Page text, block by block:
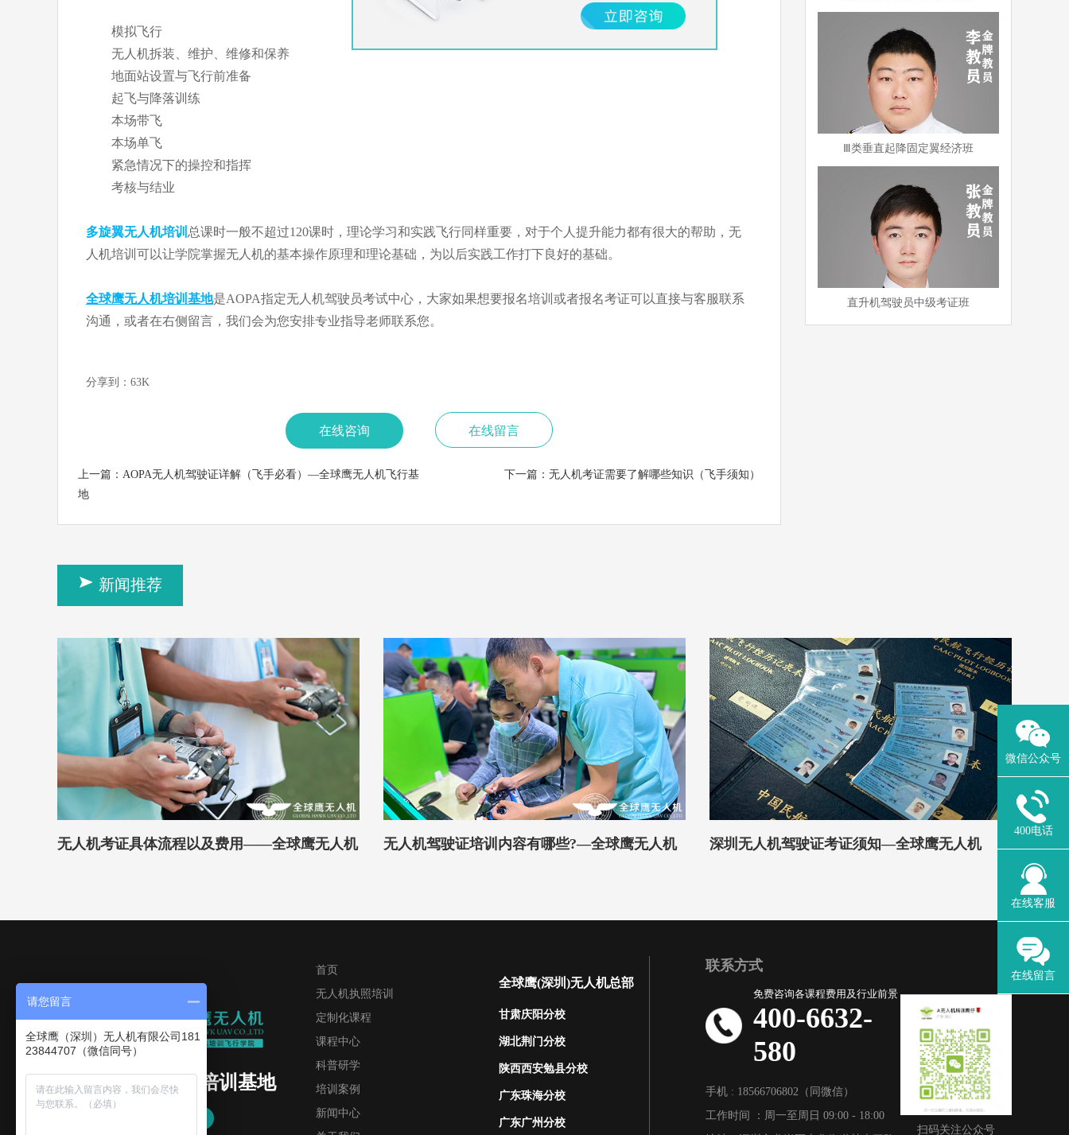
模拟飞行
无人机拆装、维护、维修和保养
地面站设置与飞行前准备
起飞与降落训练
本场带飞
本场单飞
紧急情况下的操控和指挥
考核与结业
多旋翼无人机培训 总课时一般不超过120课时，理论学习和实践飞行同样重要，对于个人提升能力都有很大的帮助，无
人机培训可以让学院掌握无人机的基本操作原理和理论基础，为以后实践工作打下良好的基础。
全球鹰无人机培训基地是AOPA指定无人机驾驶员考试中心，大家如果想要报名培训或者报名考证可以直接与客服联系
沟通，或者在右侧留言，我们会为您安排专业指导老师联系您。
分享到： 63K
在线咨询 在线留言
上一篇： AOPA无人机驾驶证详解（飞手必看）—全球鹰无人机飞行基
地
下一篇： 无人机考证需要了解哪些知识（飞手须知）
Ⅲ类垂直起降固定翼经济班
直升机驾驶员中级考证班
新闻推荐
无人机考证具体流程以及费用——全球鹰无人机 无人机驾驶证培训内容有哪些?—全球鹰无人机 深圳无人机驾驶证考证须知—全球鹰无人机
专业无人机飞行培训基地
首页
无人机执照培训
定制化课程
课程中心
科普研学
培训案例
新闻中心
全球鹰(深圳)无人机总部
甘肃庆阳分校
湖北荆门分校
陕西西安勉县分校
广东珠海分校
广东广州分校
联系方式
免费咨询各课程费用及行业前景
400-6632-
580
手机 : 18566706802（同微信）
工作时间 ：周一至周日 09:00 - 18:00
扫码关注公众号
微信公众号
400电话
在线客服
在线留言
请您留言
全球鹰（深圳）无人机有限公司181
23844707​（微信同号）